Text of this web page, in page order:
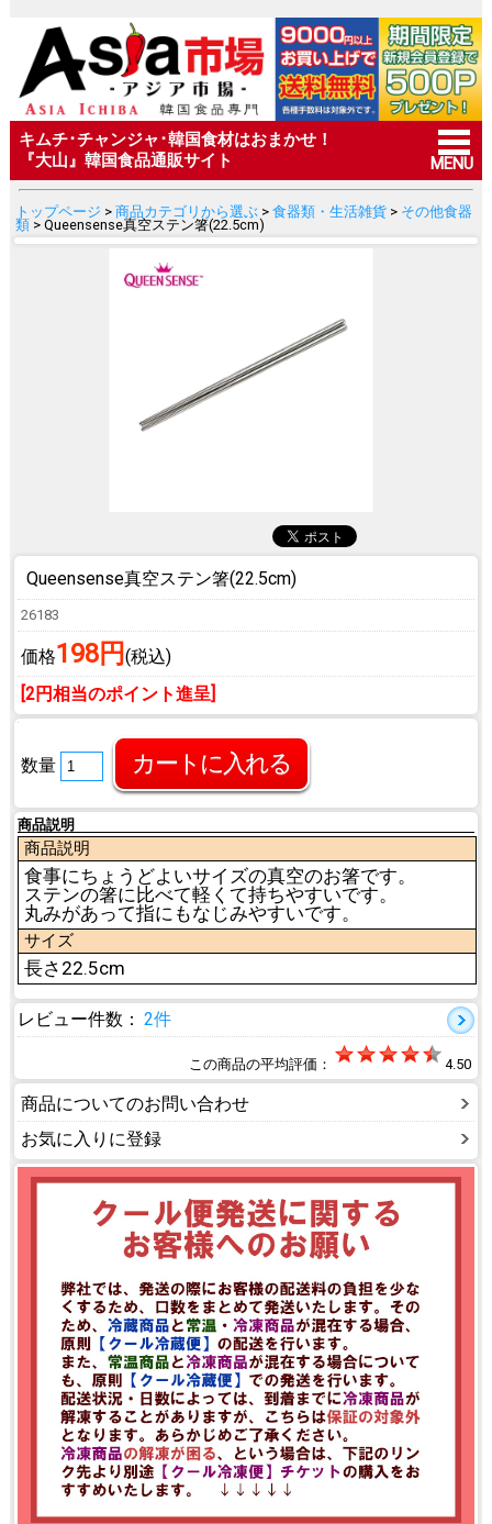
キムチ･チャンジャ･韓国食材はおまかせ！
『大山』韓国食品通販サイト
MENU
トップページ > 商品カテゴリから選ぶ> 食器類・生活雑貨> その他食器
類> Queensense真空ステン箸(22.5cm)
Queensense真空ステン箸(22.5cm)
26183
価格198円 (税込)
[2円相当のポイント進呈]
数量
商品説明
商品説明
食事にちょうどよいサイズの真空のお箸です。
ステンの箸に比べて軽くて持ちやすいです。
丸みがあって指にもなじみやすいです。
サイズ
長さ22.5cm
レビュー件数： 2件
この商品の平均評価： 4.50
商品についてのお問い合わせ
お気に入りに登録